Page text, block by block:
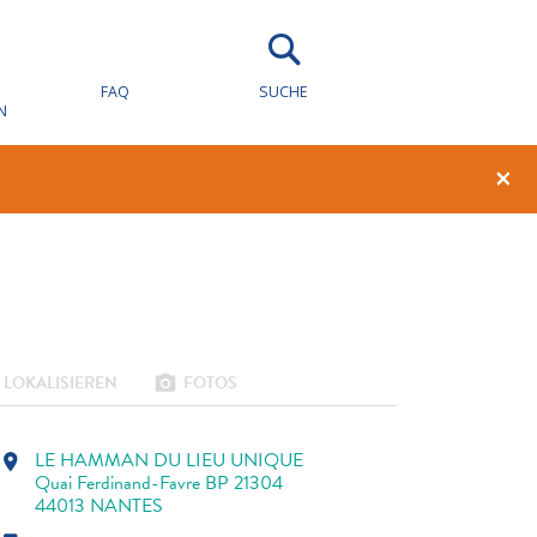
FAQ SUCHE
×
1 0
LOKALISIEREN photo_camera FOTOS
location_on LE HAMMAN DU LIEU UNIQUE
Quai Ferdinand-Favre BP 21304
44013 NANTES